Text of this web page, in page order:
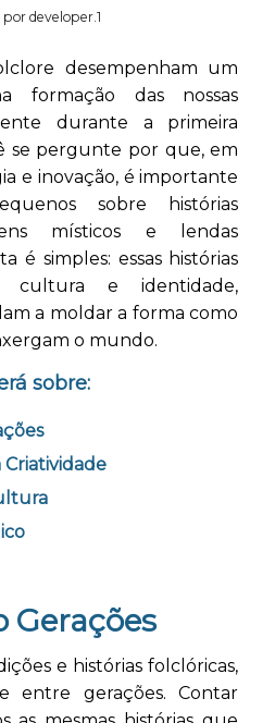
pordeveloper.1
desempenham um
formação das nossas
durante a primeira
se pergunte por que, em
e inovação, é importante
sobre histórias
místicos e lendas
é simples: essas histórias
cultura e identidade,
a moldar a forma como
o mundo.
sobre:
Criatividade
Gerações
e histórias folclóricas,
entre gerações. Contar